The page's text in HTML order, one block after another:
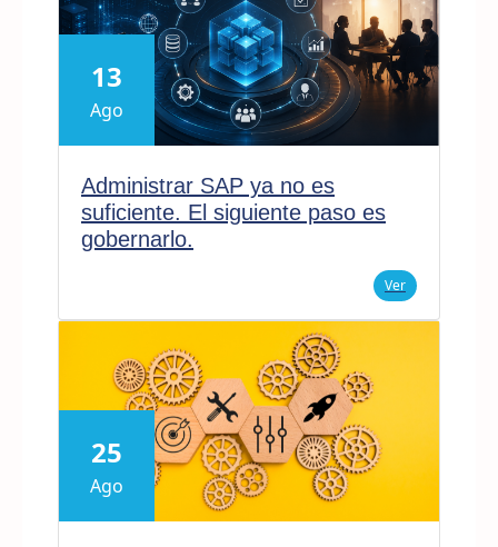
13
Ago
Administrar SAP ya no es
suficiente. El siguiente paso es
gobernarlo.
Ver
25
Ago